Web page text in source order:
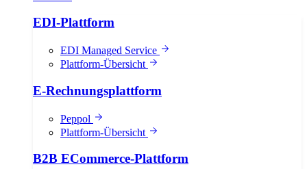
EDI-Plattform
EDI Managed Service
Plattform-Übersicht
E-Rechnungsplattform
Peppol
Plattform-Übersicht
B2B ECommerce-Plattform